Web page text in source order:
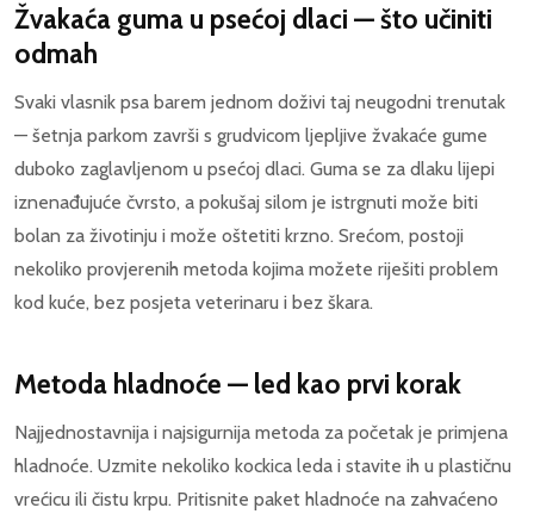
Žvakaća guma u psećoj dlaci — što učiniti
odmah
Svaki vlasnik psa barem jednom doživi taj neugodni trenutak
— šetnja parkom završi s grudvicom ljepljive žvakaće gume
duboko zaglavljenom u psećoj dlaci. Guma se za dlaku lijepi
iznenađujuće čvrsto, a pokušaj silom je istrgnuti može biti
bolan za životinju i može oštetiti krzno. Srećom, postoji
nekoliko provjerenih metoda kojima možete riješiti problem
kod kuće, bez posjeta veterinaru i bez škara.
Metoda hladnoće — led kao prvi korak
Najjednostavnija i najsigurnija metoda za početak je primjena
hladnoće. Uzmite nekoliko kockica leda i stavite ih u plastičnu
vrećicu ili čistu krpu. Pritisnite paket hladnoće na zahvaćeno